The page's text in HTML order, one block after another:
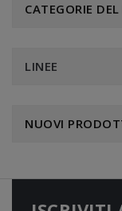
CATEGORIE
LINEE
NUOVI